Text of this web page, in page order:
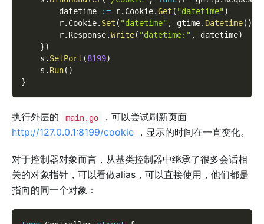
        datetime
:= r. Cookie.Get ( "datetime")
        r
. Cookie. Set ( "datetime" , gtime. Datetime( )
        r
. Response.Write( "datetime:" , datetime)
})
    s
. SetPort (8199)
    s
. Run( )
}
执行外层的 main.go
，可以尝试刷新页面
http://127.0.0.1:8199/cookie ，显示的时间在一直变化。
对于控制器对象而言，从基类控制器中继承了很多会话相
关的对象指针，可以看做alias，可以直接使用，他们都是
指向的同一个对象：